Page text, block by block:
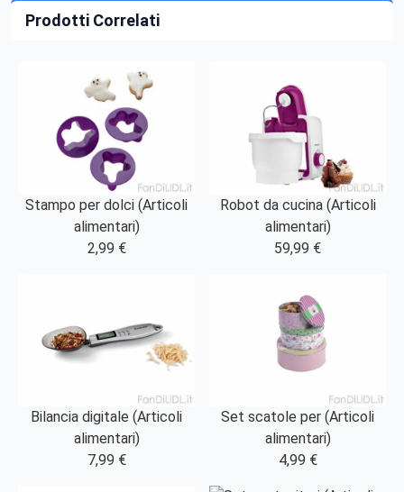
Prodotti Correlati
Stampo per dolci (Articoli
alimentari)
2,99 €
Robot da cucina (Articoli
alimentari)
59,99 €
Bilancia digitale (Articoli
alimentari)
7,99 €
Set scatole per (Articoli
alimentari)
4,99 €